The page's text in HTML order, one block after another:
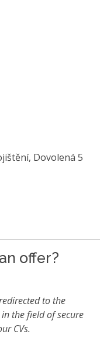
Dovolená 5
offer?
to the
the field of secure
CVs.